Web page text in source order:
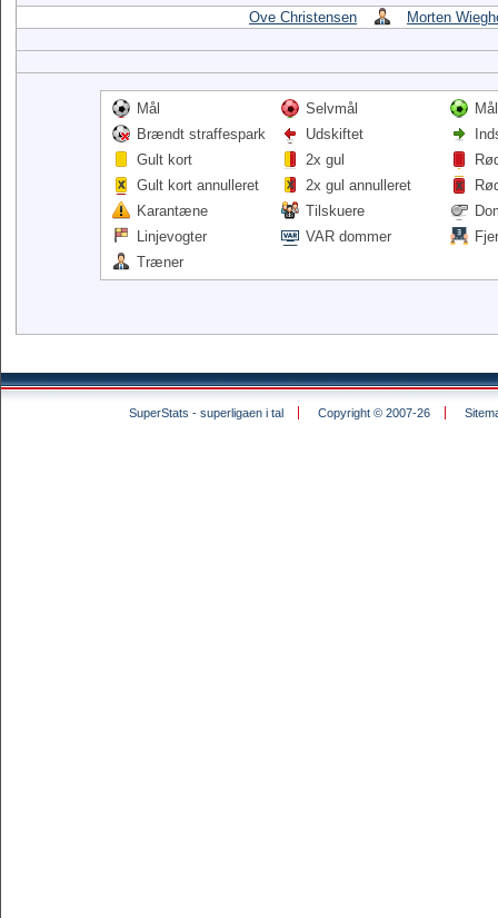
Ove Christensen Morten
Mål Selvmål
Brændt straffespark
Udskiftet
Gult kort
2x gul
Gult kort annulleret
2x gul annulleret
Karantæne
Tilskuere
Linjevogter
VAR dommer
Træner
SuperStats - superligaen i tal Copyright © 2007-26